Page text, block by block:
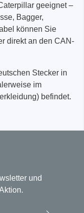
geeignet –
Bagger,
können Sie
direkt an den CAN-
Stecker in
im
befindet.
und